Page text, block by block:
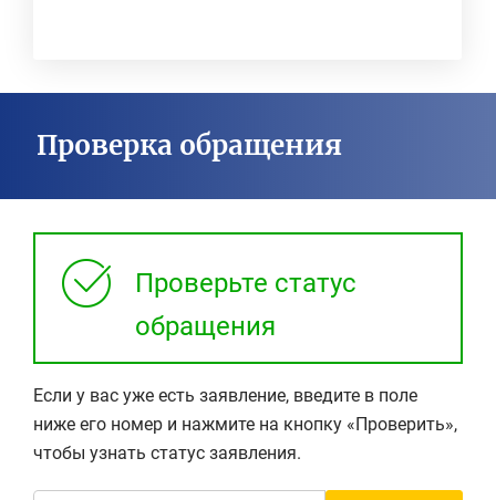
Проверка обращения
Проверьте статус
обращения
Если у вас уже есть заявление, введите в поле
ниже его номер и нажмите на кнопку «Проверить»,
чтобы узнать статус заявления.